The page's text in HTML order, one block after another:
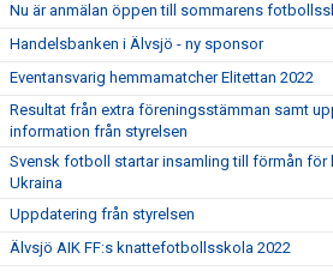
Nu är anmälan öppen till sommarens
Handelsbanken i Älvsjö - ny sponsor
Eventansvarig hemmamatcher Elitettan 2022
Resultat från extra föreningsstämman samt
information från styrelsen
Svensk fotboll startar insamling till förmån
Ukraina
Uppdatering från styrelsen
Älvsjö AIK FF:s knattefotbollsskola 2022